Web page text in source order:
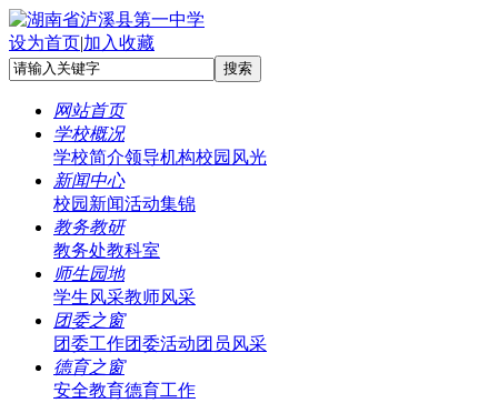
设为首页|加入收藏
网站首页
学校概况
学校简介领导机构校园风光
新闻中心
校园新闻活动集锦
教务教研
教务处教科室
师生园地
学生风采教师风采
团委之窗
团委工作团委活动团员风采
德育之窗
安全教育德育工作